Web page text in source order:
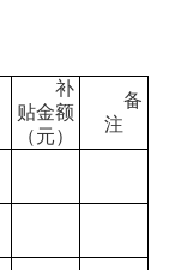
补
贴金额
（元）
备
注